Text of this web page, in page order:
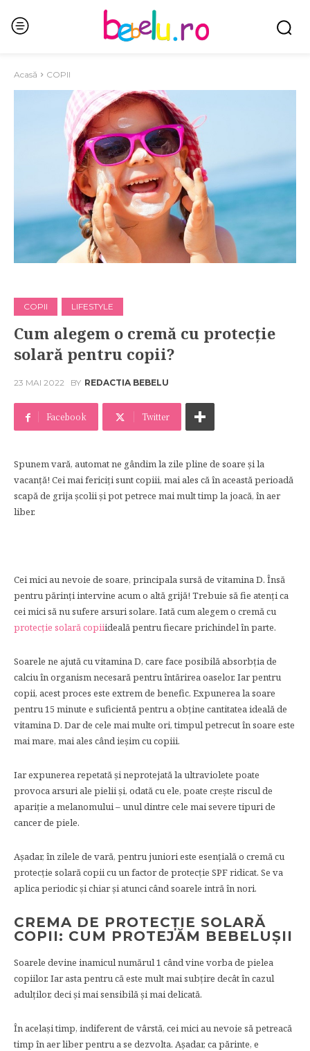
Acasă COPII
COPII LIFESTYLE
Cum alegem o cremă cu protecție
solară pentru copii?
23 MAI 2022 BY REDACTIA BEBELU
Facebook Twitter
Spunem vară, automat ne gândim la zile pline de soare și la
vacanță! Cei mai fericiți sunt copiii, mai ales că în această perioadă
scapă de grija școlii și pot petrece mai mult timp la joacă, în aer
liber.
Cei mici au nevoie de soare, principala sursă de vitamina D. Însă
pentru părinți intervine acum o altă grijă! Trebuie să fie atenți ca
cei mici să nu sufere arsuri solare. Iată cum alegem o cremă cu
protecție solară copiiideală pentru fiecare prichindel în parte.
Soarele ne ajută cu vitamina D, care face posibilă absorbția de
calciu în organism necesară pentru întărirea oaselor. Iar pentru
copii, acest proces este extrem de benefic. Expunerea la soare
pentru 15 minute e suficientă pentru a obține cantitatea ideală de
vitamina D. Dar de cele mai multe ori, timpul petrecut în soare este
mai mare, mai ales când ieșim cu copiii.
Iar expunerea repetată și neprotejată la ultraviolete poate
provoca arsuri ale pielii și, odată cu ele, poate crește riscul de
apariție a melanomului – unul dintre cele mai severe tipuri de
cancer de piele.
Așadar, în zilele de vară, pentru juniori este esențială o cremă cu
protecție solară copii cu un factor de protecție SPF ridicat. Se va
aplica periodic și chiar și atunci când soarele intră în nori.
CREMA DE PROTECȚIE SOLARĂ
COPII: CUM PROTEJĂM BEBELUȘII
Soarele devine inamicul numărul 1 când vine vorba de pielea
copiilor. Iar asta pentru că este mult mai subțire decât în cazul
adulților, deci și mai sensibilă și mai delicată.
În același timp, indiferent de vârstă, cei mici au nevoie să petreacă
timp în aer liber pentru a se dezvolta. Așadar, ca părinte, e